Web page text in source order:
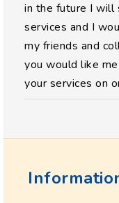
in the future I will
services and I
my friends and
you would like
your services on